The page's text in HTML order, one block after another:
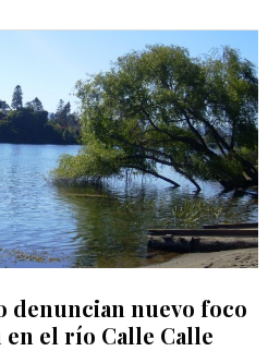
denuncian nuevo foco
el río Calle Calle